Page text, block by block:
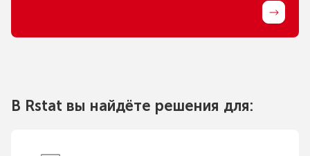
В Rstat вы найдёте решения для: